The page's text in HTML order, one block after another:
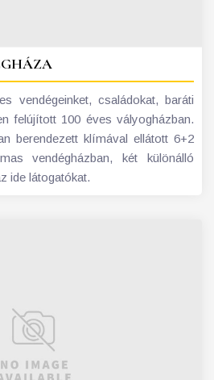
vendégeinket, családokat, baráti
felújított 100 éves vályogházban.
berendezett klímával ellátott 6+2
vendégházban, két különálló
ide látogatókat.